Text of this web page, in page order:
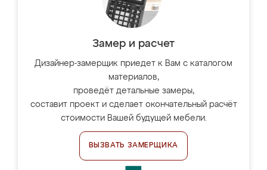
Замер и расчет
Дизайнер-замерщик приедет к Вам с каталогом
материалов,
проведёт детальные замеры,
составит проект и сделает окончательный расчёт
стоимости Вашей будущей мебели.
ВЫЗВАТЬ ЗАМЕРЩИКА